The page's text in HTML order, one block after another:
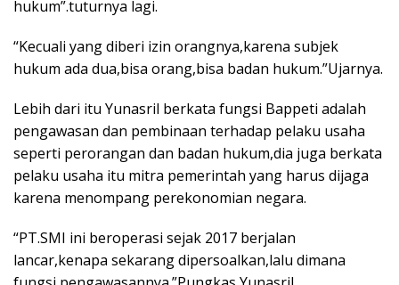
hukum”.tuturnya lagi.
“Kecuali yang diberi izin orangnya,karena subjek
hukum ada dua,bisa orang,bisa badan hukum.”Ujarnya.
Lebih dari itu Yunasril berkata fungsi Bappeti adalah
pengawasan dan pembinaan terhadap pelaku usaha
seperti perorangan dan badan hukum,dia juga berkata
pelaku usaha itu mitra pemerintah yang harus dijaga
karena menompang perekonomian negara.
“PT.SMI ini beroperasi sejak 2017 berjalan
lancar,kenapa sekarang dipersoalkan,lalu dimana